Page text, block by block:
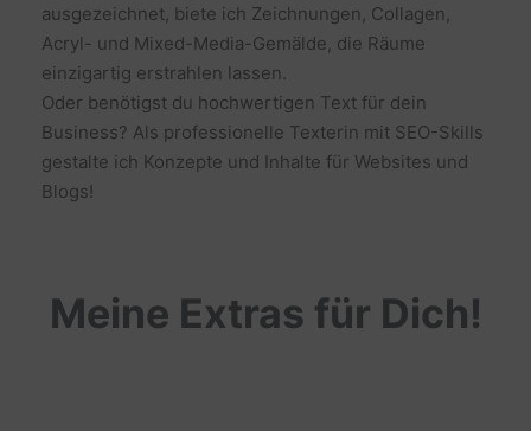
ausgezeichnet, biete ich Zeichnungen, Collagen,
Acryl- und Mixed-Media-Gemälde, die Räume
einzigartig erstrahlen lassen.
Oder benötigst du hochwertigen Text für dein
Business? Als professionelle Texterin mit SEO-Skills
gestalte ich Konzepte und Inhalte für Websites und
Blogs!
Meine Extras für Dich!